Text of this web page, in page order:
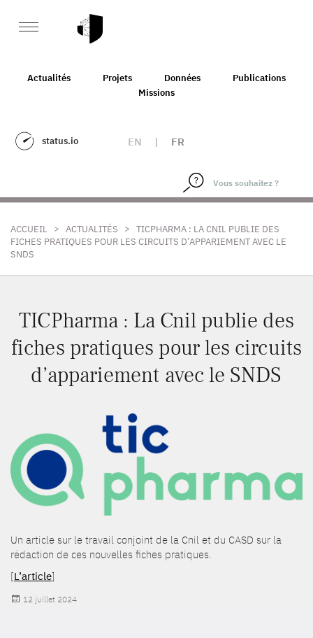
Actualités Projets Données
Publications
Missions
status.io EN | FR
ACCUEIL > ACTUALITÉS > TICPHARMA : LA CNIL PUBLIE DES
FICHES PRATIQUES POUR LES CIRCUITS D’APPARIEMENT AVEC LE
SNDS
TICPharma : La Cnil publie des
fiches pratiques pour les circuits
d’appariement avec le SNDS
Un article sur le travail conjoint de la Cnil et du CASD sur la
rédaction de ces nouvelles fiches pratiques.
[L’article]
Publié
12 juillet 2024